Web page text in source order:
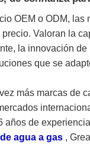
OEM o ODM, las
Valoran la
la innovación
que se
más marcas de
años de
agua a gas ,